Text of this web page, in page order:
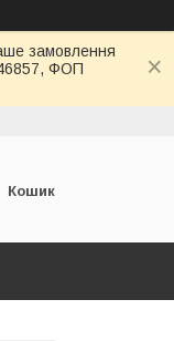
замовлення
ФОП
Кошик